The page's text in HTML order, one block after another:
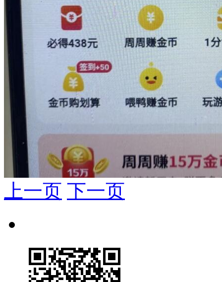
上一页 下一页